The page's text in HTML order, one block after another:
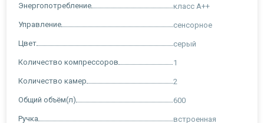
Энергопотребление класс A++
Управление сенсорное
Цвет серый
Количество компрессоров 1
Количество камер 2
Общий объём(л) 600
Ручка встроенная